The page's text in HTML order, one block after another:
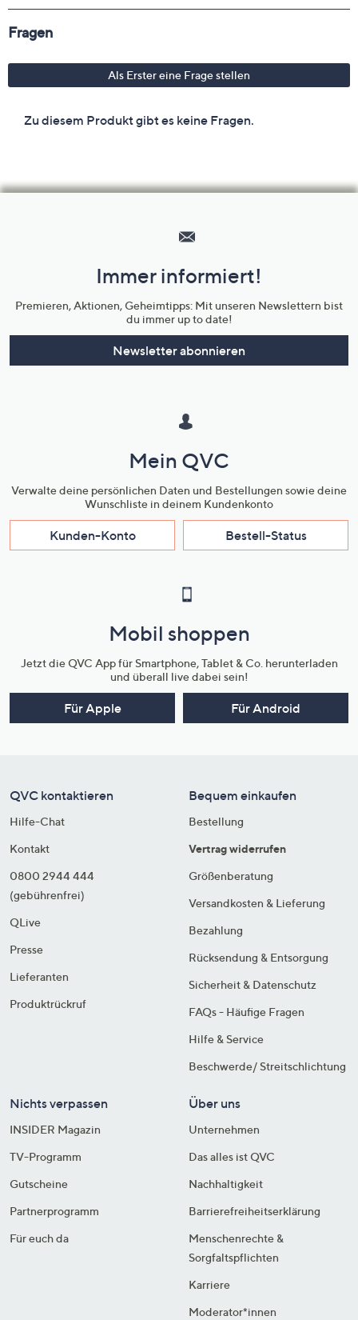
Unternehmensinformationen
Immer informiert!
Premieren, Aktionen, Geheimtipps: Mit unseren Newslettern bist
du immer up to date!
Newsletter abonnieren
Mein QVC
Verwalte deine persönlichen Daten und Bestellungen sowie deine
Wunschliste in deinem Kundenkonto
Kunden-Konto Bestell-Status
Mobil shoppen
Jetzt die QVC App für Smartphone, Tablet & Co. herunterladen
und überall live dabei sein!
Für Apple Für Android
QVC kontaktieren
Hilfe-Chat
Kontakt
0800 2944 444
(gebührenfrei)
QLive
Presse
Lieferanten
Produktrückruf
Bequem einkaufen
Bestellung
Vertrag widerrufen
Größenberatung
Versandkosten & Lieferung
Bezahlung
Rücksendung & Entsorgung
Sicherheit & Datenschutz
FAQs - Häufige Fragen
Hilfe & Service
Beschwerde/ Streitschlichtung
Nichts verpassen
INSIDER Magazin
TV-Programm
Gutscheine
Partnerprogramm
Für euch da
Über uns
Unternehmen
Das alles ist QVC
Nachhaltigkeit
Barrierefreiheitserklärung
Menschenrechte &
Sorgfaltspflichten
Karriere
Moderator*innen